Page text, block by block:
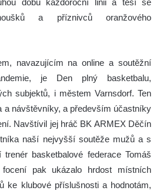
a příznivců oranžového
navazujícím na online a soutěžní
je Den plný basketbalu,
subjektů, i městem Varnsdorf. Ten
a návštěvníky, a především účastníky
Navštívil jej hráč BK ARMEX Děčín
naší nejvyšší soutěže mužů a s
basketbalové federace Tomáš
focení pak ukázalo hrdost místních
ke klubové příslušnosti a hodnotám,